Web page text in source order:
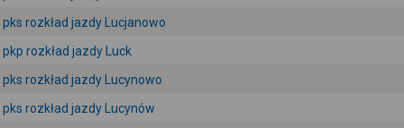
pks rozkład jazdy Lucjanowo
pkp rozkład jazdy Luck
pks rozkład jazdy Lucynowo
pks rozkład jazdy Lucynów